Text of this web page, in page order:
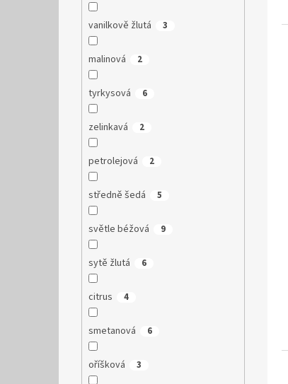
vanilkově žlutá 3
malinová 2
tyrkysová 6
zelinkavá 2
petrolejová 2
středně šedá 5
světle béžová 9
sytě žlutá 6
citrus 4
smetanová 6
oříšková 3